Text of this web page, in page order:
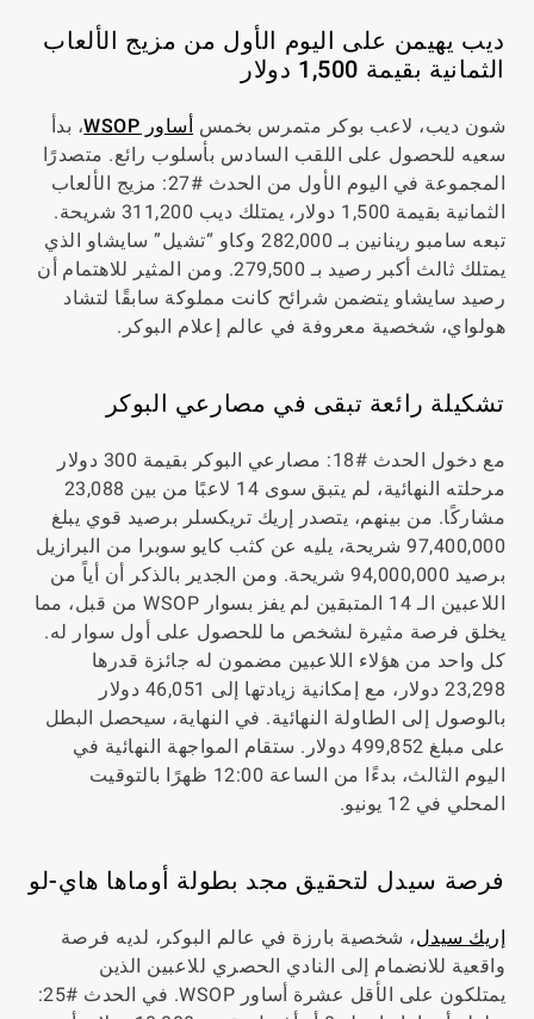
ديب يهيمن على اليوم الأول من مزيج الألعاب
الثمانية بقيمة 1,500 دولار
شون ديب، لاعب بوكر متمرس بخمس أساور WSOP
، بدأ
سعيه للحصول على اللقب السادس بأسلوب رائع. متصدرًا
المجموعة في اليوم الأول من الحدث #27: مزيج الألعاب
الثمانية بقيمة 1,500 دولار، يمتلك ديب 311,200 شريحة.
تبعه سامبو رينانين بـ 282,000 وكاو “تشيل” سايشاو الذي
يمتلك ثالث أكبر رصيد بـ 279,500. ومن المثير للاهتمام أن
رصيد سايشاو يتضمن شرائح كانت مملوكة سابقًا لتشاد
هولواي، شخصية معروفة في عالم إعلام البوكر.
تشكيلة رائعة تبقى في مصارعي البوكر
مع دخول الحدث #18: مصارعي البوكر بقيمة 300 دولار
مرحلته النهائية، لم يتبق سوى 14 لاعبًا من بين 23,088
مشاركًا. من بينهم، يتصدر إريك تريكسلر برصيد قوي يبلغ
97,400,000 شريحة، يليه عن كثب كايو سوبرا من البرازيل
برصيد 94,000,000 شريحة. ومن الجدير بالذكر أن أياً من
اللاعبين الـ 14 المتبقين لم يفز بسوار WSOP من قبل، مما
يخلق فرصة مثيرة لشخص ما للحصول على أول سوار له.
كل واحد من هؤلاء اللاعبين مضمون له جائزة قدرها
23,298 دولار، مع إمكانية زيادتها إلى 46,051 دولار
بالوصول إلى الطاولة النهائية. في النهاية، سيحصل البطل
على مبلغ 499,852 دولار. ستقام المواجهة النهائية في
اليوم الثالث، بدءًا من الساعة 12:00 ظهرًا بالتوقيت
المحلي في 12 يونيو.
فرصة سيدل لتحقيق مجد بطولة أوماها هاي-لو
إريك سيدل، شخصية بارزة في عالم البوكر، لديه فرصة
واقعية للانضمام إلى النادي الحصري للاعبين الذين
يمتلكون على الأقل عشرة أساور WSOP. في الحدث #25: